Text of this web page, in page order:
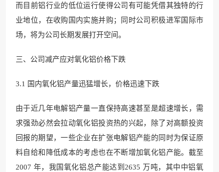
而目前铝行业的低位运行使得公司有可能凭借其独特的行
业地位，在收购国内实施并购；同时公司积极进军国际市
场，将为公司长期发展打开空间。
三、公司减产应对氧化铝价格下跌
3.1 国内氧化铝产量迅猛增长，价格迅速下跌
由于近几年电解铝产量一直保持高速甚至是超速增长，需
求强劲必然会拉动氧化铝投资热的兴起，除了对高额投资
回报的期望，一些企业在扩张电解铝产能的同时为保证原
料自给和降低成本的考虑也在不断增加氧化铝产能。截至
2007 年，我国氧化铝总产能达到2635 万吨，其中中铝氧